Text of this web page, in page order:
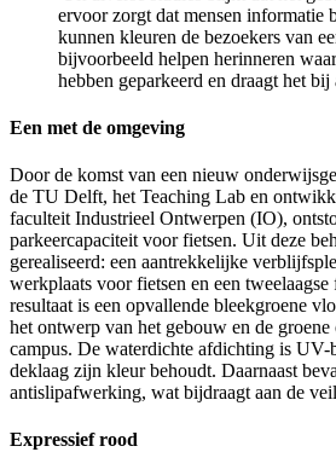
ervoor zorgt dat mensen informatie
kunnen kleuren de bezoekers van
bijvoorbeeld helpen herinneren
hebben geparkeerd en draagt het
Een met de omgeving
Door de komst van een nieuw
de TU Delft, het Teaching Lab en
faculteit Industrieel Ontwerpen (IO),
parkeercapaciteit voor fietsen. Uit deze
gerealiseerd: een aantrekkelijke
werkplaats voor fietsen en een
resultaat is een opvallende bleekgroene
het ontwerp van het gebouw en de
campus. De waterdichte afdichting is UV-
deklaag zijn kleur behoudt. Daarnaast
antislipafwerking, wat bijdraagt aan de
Expressief rood